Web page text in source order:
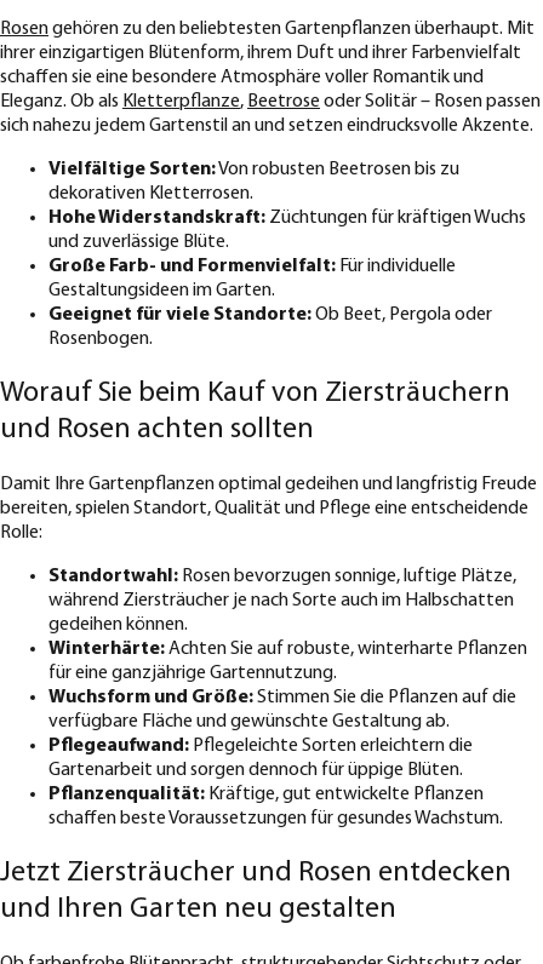
Rosengehören zu den beliebtesten Gartenpflanzen überhaupt. Mit
ihrer einzigartigen Blütenform, ihrem Duft und ihrer Farbenvielfalt
schaffen sie eine besondere Atmosphäre voller Romantik und
Eleganz. Ob als Kletterpflanze, Beetrose oder Solitär – Rosen passen
sich nahezu jedem Gartenstil an und setzen eindrucksvolle Akzente.
Vielfältige Sorten:Von robusten Beetrosen bis zu
dekorativen Kletterrosen.
Hohe Widerstandskraft: Züchtungen für kräftigen Wuchs
und zuverlässige Blüte.
Große Farb- und Formenvielfalt: Für individuelle
Gestaltungsideen im Garten.
Geeignet für viele Standorte:Ob Beet, Pergola oder
Rosenbogen.
Worauf Sie beim Kauf von Ziersträuchern
und Rosen achten sollten
Damit Ihre Gartenpflanzen optimal gedeihen und langfristig Freude
bereiten, spielen Standort, Qualität und Pflege eine entscheidende
Rolle:
Standortwahl: Rosen bevorzugen sonnige, luftige Plätze,
während Ziersträucher je nach Sorte auch im Halbschatten
gedeihen können.
Winterhärte:Achten Sie auf robuste, winterharte Pflanzen
für eine ganzjährige Gartennutzung.
Wuchsform und Größe:Stimmen Sie die Pflanzen auf die
verfügbare Fläche und gewünschte Gestaltung ab.
Pflegeaufwand: Pflegeleichte Sorten erleichtern die
Gartenarbeit und sorgen dennoch für üppige Blüten.
Pflanzenqualität: Kräftige, gut entwickelte Pflanzen
schaffen beste Voraussetzungen für gesundes Wachstum.
Jetzt Ziersträucher und Rosen entdecken
und Ihren Garten neu gestalten